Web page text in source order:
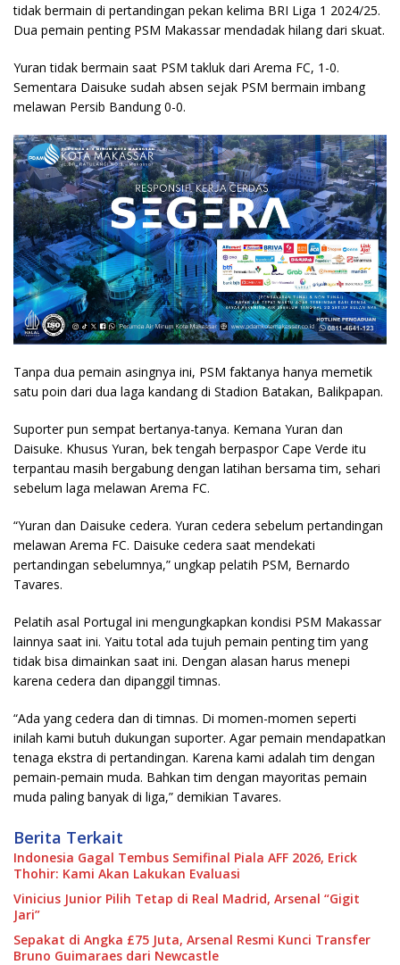
tidak bermain di pertandingan pekan kelima BRI Liga 1 2024/25.
Dua pemain penting PSM Makassar mendadak hilang dari skuat.
Yuran tidak bermain saat PSM takluk dari Arema FC, 1-0.
Sementara Daisuke sudah absen sejak PSM bermain imbang
melawan Persib Bandung 0-0.
Tanpa dua pemain asingnya ini, PSM faktanya hanya memetik
satu poin dari dua laga kandang di Stadion Batakan, Balikpapan.
Suporter pun sempat bertanya-tanya. Kemana Yuran dan
Daisuke. Khusus Yuran, bek tengah berpaspor Cape Verde itu
terpantau masih bergabung dengan latihan bersama tim, sehari
sebelum laga melawan Arema FC.
“Yuran dan Daisuke cedera. Yuran cedera sebelum pertandingan
melawan Arema FC. Daisuke cedera saat mendekati
pertandingan sebelumnya,” ungkap pelatih PSM, Bernardo
Tavares.
Pelatih asal Portugal ini mengungkapkan kondisi PSM Makassar
lainnya saat ini. Yaitu total ada tujuh pemain penting tim yang
tidak bisa dimainkan saat ini. Dengan alasan harus menepi
karena cedera dan dipanggil timnas.
“Ada yang cedera dan di timnas. Di momen-momen seperti
inilah kami butuh dukungan suporter. Agar pemain mendapatkan
tenaga ekstra di pertandingan. Karena kami adalah tim dengan
pemain-pemain muda. Bahkan tim dengan mayoritas pemain
muda paling banyak di liga,” demikian Tavares.
Berita Terkait
Indonesia Gagal Tembus Semifinal Piala AFF 2026, Erick
Thohir: Kami Akan Lakukan Evaluasi
Vinicius Junior Pilih Tetap di Real Madrid, Arsenal “Gigit
Jari”
Sepakat di Angka £75 Juta, Arsenal Resmi Kunci Transfer
Bruno Guimaraes dari Newcastle